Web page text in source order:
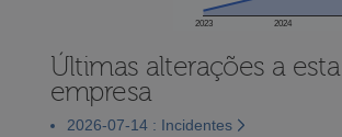
2023 2024
Últimas alterações a esta
empresa
2026-07-14 : Incidentes